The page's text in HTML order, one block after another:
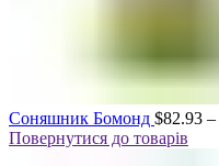
Соняшник Бомонд $82.93 –
Повернутися до товарів